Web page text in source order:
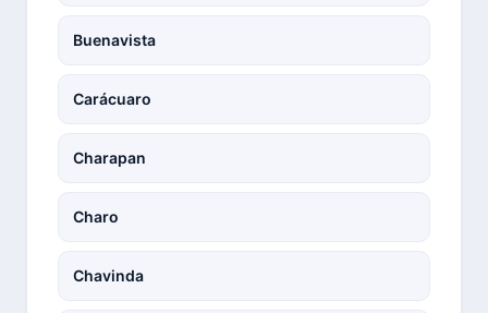
Buenavista
Carácuaro
Charapan
Charo
Chavinda